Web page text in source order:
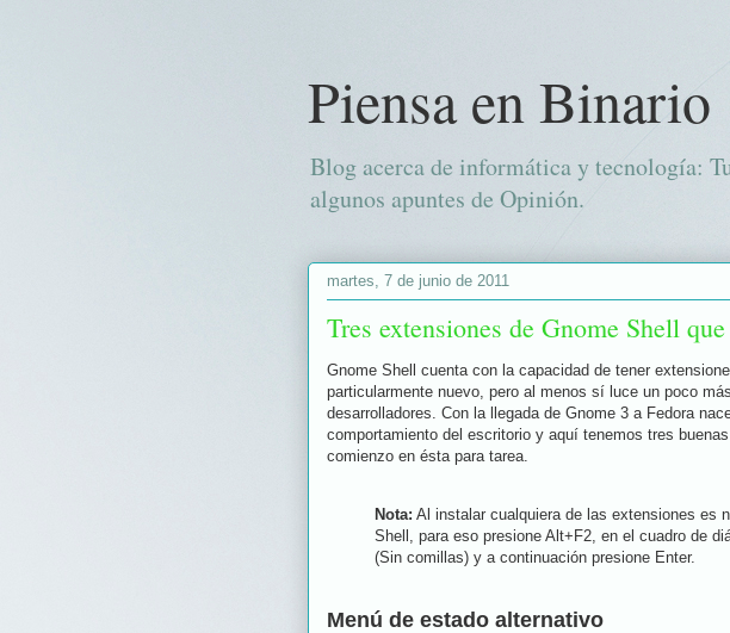
Piensa en Binario
Blog acerca de informática y tecnología:
algunos apuntes de Opinión.
martes, 7 de junio de 2011
Tres extensiones de Gnome Shell
Gnome Shell cuenta con la capacidad de tener
particularmente nuevo, pero al menos sí luce un poco
desarrolladores. Con la llegada de Gnome 3 a Fedora
comportamiento del escritorio y aquí tenemos tres
comienzo en ésta para tarea.
Nota: Al instalar cualquiera de las extensiones es
Shell, para eso presione Alt+F2, en el cuadro de
(Sin comillas) y a continuación presione Enter.
Menú de estado alternativo